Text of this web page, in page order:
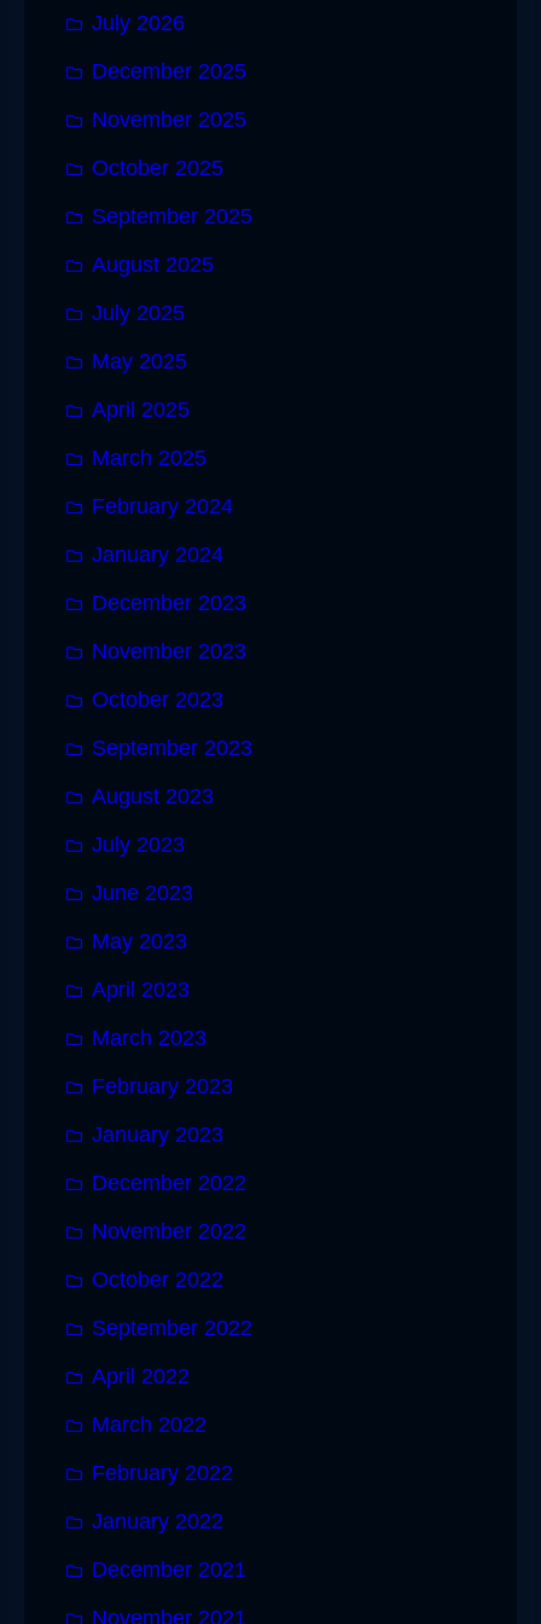
July 2026
December 2025
November 2025
October 2025
September 2025
August 2025
July 2025
May 2025
April 2025
March 2025
February 2024
January 2024
December 2023
November 2023
October 2023
September 2023
August 2023
July 2023
June 2023
May 2023
April 2023
March 2023
February 2023
January 2023
December 2022
November 2022
October 2022
September 2022
April 2022
March 2022
February 2022
January 2022
December 2021
November 2021